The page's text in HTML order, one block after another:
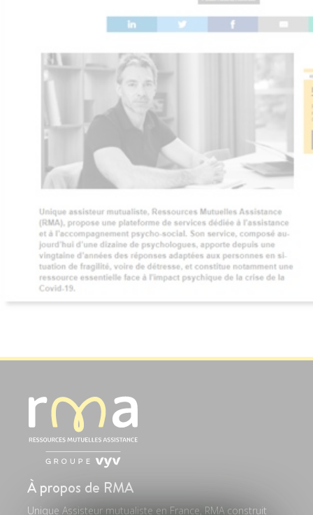
À propos de RMA
Unique Assisteur mutualiste en France, RMA construit